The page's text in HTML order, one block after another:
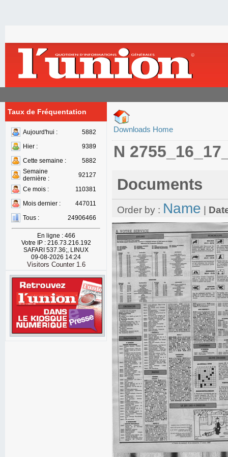
Taux de Fréquentation
Aujourd'hui :
5882
Hier :
9389
Cette semaine :
5882
Semaine
dernière :
92127
Ce mois :
110381
Mois dernier :
447011
Tous :
24906466
En ligne : 466
Votre IP : 216.73.216.192
SAFARI 537.36;, LINUX
09-08-2026 14:24
Visitors Counter 1.6
Downloads Home
N
Documents
Order by : Name